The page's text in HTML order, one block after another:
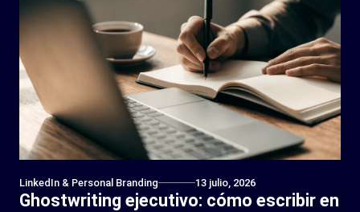
LinkedIn & Personal Branding 13 julio, 2026
Ghostwriting ejecutivo: cómo escribir en